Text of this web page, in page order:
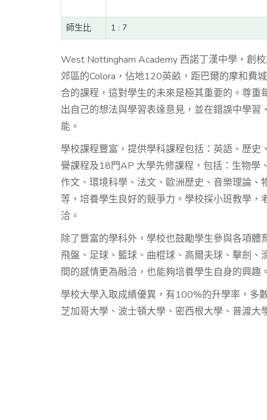
師生比 1 : 7
West Nottingham Academy 西諾丁漢中學，創
郊區的Colora，佔地120英畝，距巴爾的摩和費
合的課程，這對學生的未來是極其重要的。尊
出自己的想法與學習表達意見，並在錯誤中學
能。
學校課程豐富，提供學科課程包括：英語、歷
譽課程及18門AP 大學先修課程，包括：生物學
作文、環境科學、法文、歐洲歷史、音樂理論、
等，培養學生良好的競爭力。學校採小班教學
洽。
除了豐富的學科外，學校也鼓勵學生參與各項
飛盤、足球、籃球、曲棍球、高爾夫球、擊劍
間的感情更為融洽，也能夠培養學生自身的興趣
學校大學入取成績優異，有100%的升學率，多
芝加哥大學、波士頓大學、密西根大學、普渡大